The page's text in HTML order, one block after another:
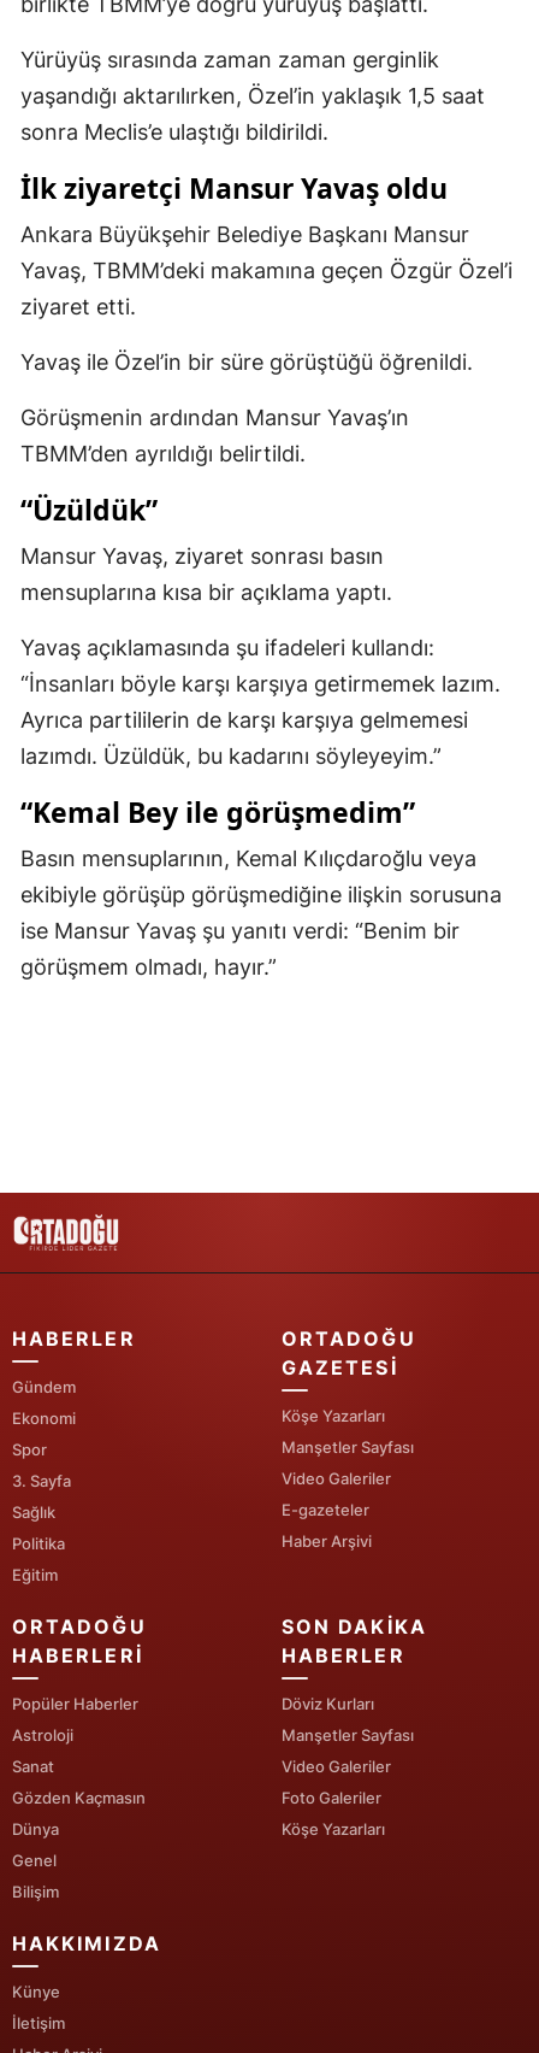
Kars
Kastamonu
Kayseri
Kırklareli
Kırşehir
Konya
Kütahya
Malatya
Kahramanmaraş
Muş
Nevşehir
Niğde
Ordu
Sakarya
Tunceli
Şanlıurfa
Uşak
Aksaray
Bayburt
Karaman
Kırıkkale
Yürüyüş sırasında zaman zaman gerginlik
yaşandığı aktarılırken, Özel’in yaklaşık 1,5 saat
sonra Meclis’e ulaştığı bildirildi.
İlk ziyaretçi Mansur Yavaş oldu
Ankara Büyükşehir Belediye Başkanı Mansur
Yavaş, TBMM’deki makamına geçen Özgür Özel’i
ziyaret etti.
Yavaş ile Özel’in bir süre görüştüğü öğrenildi.
Görüşmenin ardından Mansur Yavaş’ın
TBMM’den ayrıldığı belirtildi.
“Üzüldük”
Mansur Yavaş, ziyaret sonrası basın
mensuplarına kısa bir açıklama yaptı.
Yavaş açıklamasında şu ifadeleri kullandı:
“İnsanları böyle karşı karşıya getirmemek lazım.
Ayrıca partililerin de karşı karşıya gelmemesi
lazımdı. Üzüldük, bu kadarını söyleyeyim.”
“Kemal Bey ile görüşmedim”
Basın mensuplarının, Kemal Kılıçdaroğlu veya
ekibiyle görüşüp görüşmediğine ilişkin sorusuna
ise Mansur Yavaş şu yanıtı verdi: “Benim bir
görüşmem olmadı, hayır.”
HABERLER
Gündem
Ekonomi
Spor
3. Sayfa
Sağlık
Politika
Eğitim
ORTADOĞU
GAZETESI
Köşe Yazarları
Manşetler Sayfası
Video Galeriler
E-gazeteler
Haber Arşivi
ORTADOĞU
HABERLERI
Popüler Haberler
Astroloji
Sanat
Gözden Kaçmasın
Dünya
Genel
Bilişim
SON DAKIKA
HABERLER
Döviz Kurları
Manşetler Sayfası
Video Galeriler
Foto Galeriler
Köşe Yazarları
HAKKIMIZDA
Künye
İletişim